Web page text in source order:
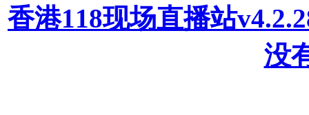
香港118现场直播站
没